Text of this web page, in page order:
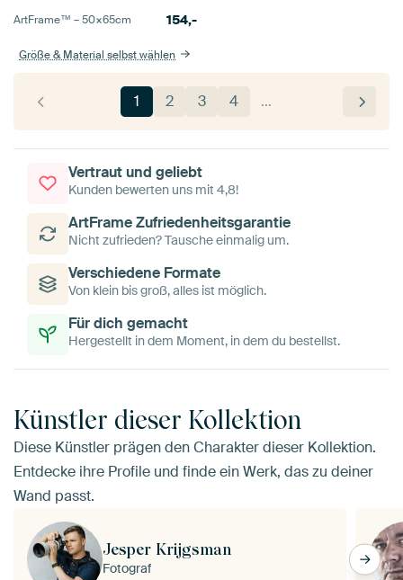
ArtFrame™ –50×65cm 154,-
Größe & Material selbst wählen
1 2 3 4 …
Vertraut und geliebt
Kunden bewerten uns mit 4,8!
ArtFrame Zufriedenheitsgarantie
Nicht zufrieden? Tausche einmalig um.
Verschiedene Formate
Von klein bis groß, alles ist möglich.
Für dich gemacht
Hergestellt in dem Moment, in dem du bestellst.
Künstler dieser Kollektion
Diese Künstler prägen den Charakter dieser Kollektion.
Entdecke ihre Profile und finde ein Werk, das zu deiner
Wand passt.
Jesper Krijgsman
Fotograf